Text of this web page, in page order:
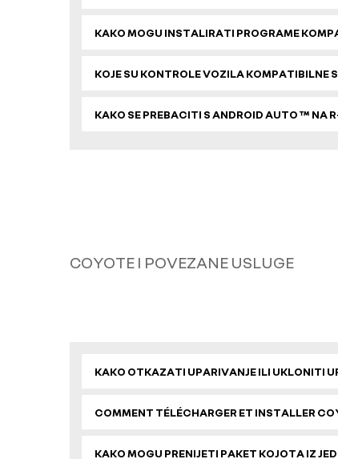
KAKO MOGU INSTALIRATI PROGRAME
KOJE SU KONTROLE VOZILA KOMPATIBILNE
KAKO SE PREBACITI S ANDROID AUTO ™ NA
COYOTE I POVEZANE USLUGE
KAKO OTKAZATI UPARIVANJE ILI UKLONITI
COMMENT TÉLÉCHARGER ET INSTALLER
KAKO MOGU PRENIJETI PAKET KOJOTA IZ